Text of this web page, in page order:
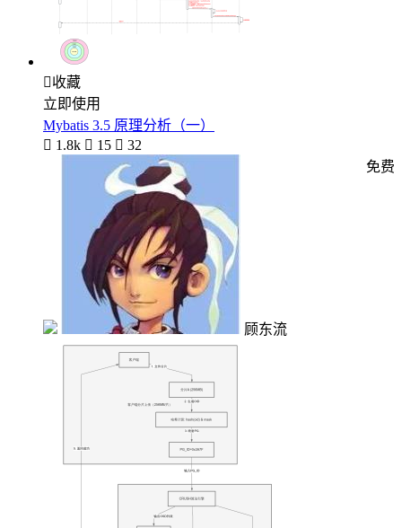
收藏
立即使用
Mybatis 3.5 原理分析（一）
 1.8k  15  32
顾东流
免费